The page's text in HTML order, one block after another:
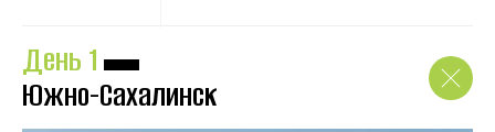
День 1▬
Южно-Сахалинск